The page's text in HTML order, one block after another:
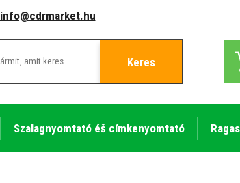
info@cdrmarket.hu
Keres
Szalagnyomtató éš címkenyomtató